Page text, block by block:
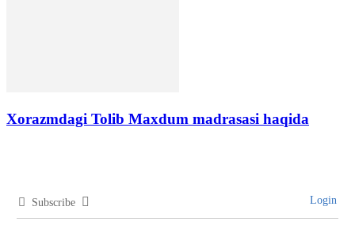
Xorazmdagi Tolib Maxdum madrasasi haqida
Subscribe Login